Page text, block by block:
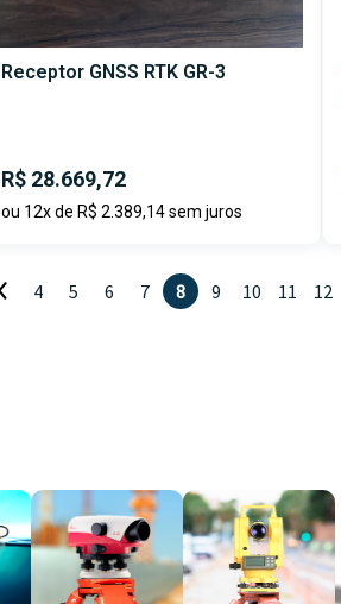
Receptor GNSS RTK GR-3
R$ 28.669,72
ou 12x de R$ 2.389,14 sem juros
4 5 6 7 8 9 10 11 12